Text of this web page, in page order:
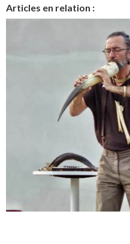
Articles en relation :